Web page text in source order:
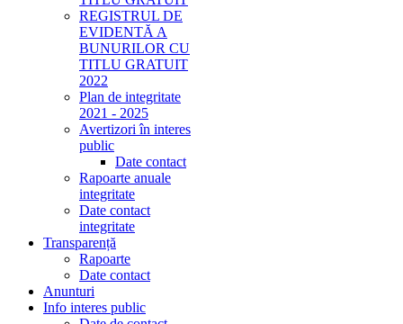
REGISTRUL DE
EVIDENTĂ A
BUNURILOR CU
TITLU GRATUIT
2022
Plan de integritate
2021 - 2025
Avertizori în interes
public
Date contact
Rapoarte anuale
integritate
Date contact
integritate
Transparență
Rapoarte
Date contact
Anunturi
Info interes public